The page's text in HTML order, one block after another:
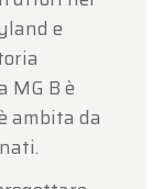
e
MG B è
ambita da